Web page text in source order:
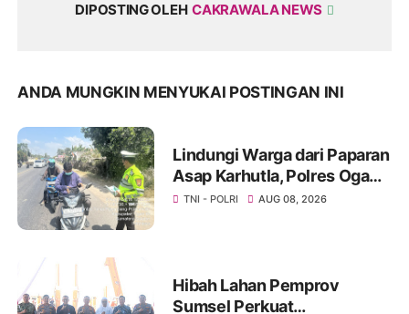
DIPOSTING OLEH CAKRAWALA NEWS
ANDA MUNGKIN MENYUKAI POSTINGAN INI
Lindungi Warga dari Paparan
Asap Karhutla, Polres Ogan
Ilir Bagikan Masker Kepada
TNI - POLRI AUG 08, 2026
Hibah Lahan Pemprov
Sumsel Perkuat